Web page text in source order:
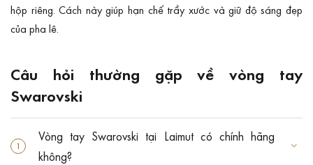
hộp riêng. Cách này giúp hạn chế trầy xước và giữ độ sáng đẹp
của pha lê.
Câu hỏi thường gặp về vòng tay
Swarovski
Vòng tay Swarovski tại Laimut có chính hãng
không?